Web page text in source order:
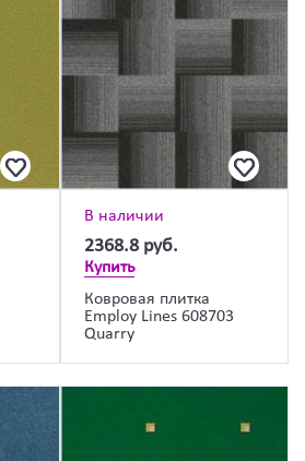
В наличии
2368.8 руб.
Купить
Ковровая плитка
Employ Lines 608703
Quarry